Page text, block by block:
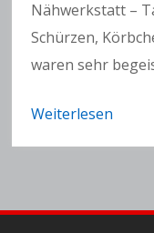
Nähwerkstatt –
Schürzen,
waren sehr
Weiterlesen